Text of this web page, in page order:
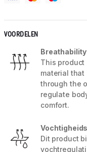
VOORDELEN
Breathability
This product
material that
through the
regulate
comfort.
Dit product